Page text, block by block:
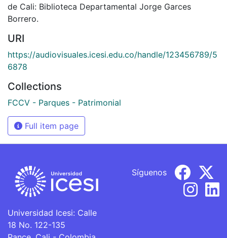
de Cali: Biblioteca Departamental Jorge Garces
Borrero.
URI
https://audiovisuales.icesi.edu.co/handle/123456789/5
6878
Collections
FCCV - Parques - Patrimonial
Full item page
Universidad Icesi: Calle
18 No. 122-135
Síguenos